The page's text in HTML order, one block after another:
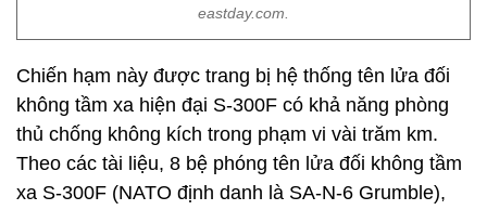
eastday.com.
Chiến hạm này được trang bị hệ thống tên lửa đối
không tầm xa hiện đại S-300F có khả năng phòng
thủ chống không kích trong phạm vi vài trăm km.
Theo các tài liệu, 8 bệ phóng tên lửa đối không tầm
xa S-300F (NATO định danh là SA-N-6 Grumble),